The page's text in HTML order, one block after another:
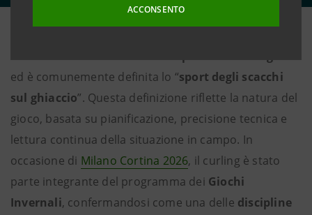
ACCONSENTO
ed è comunemente definita lo “sport degli scacchi
sul ghiaccio”. Questa definizione riflette la natura del
gioco, basata su pianificazione, precisione tecnica e
lettura continua della situazione in campo. In
occasione di Milano Cortina 2026, il curling è stato
parte integrante del programma dei Giochi
Invernali, confermandosi come una delle discipline